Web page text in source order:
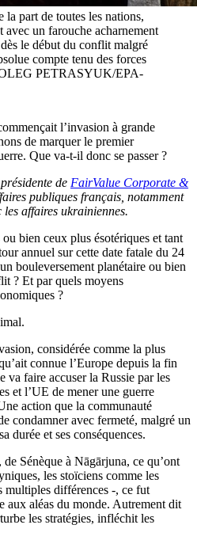
la part de toutes les nations,
un farouche acharnement
le début du conflit malgré
compte tenu des forces
PETRASYUK/EPA-
l’invasion à grande
de marquer le premier
Que va-t-il donc se passer ?
de FairValue Corporate &
publiques français, notamment
les affaires ukrainiennes.
bien ceux plus ésotériques et tant
annuel sur cette date fatale du 24
bouleversement planétaire ou bien
? Et par quels moyens
?
considérée comme la plus
connue l’Europe depuis la fin
va faire accuser la Russie par les
et l’UE de mener une guerre
action que la communauté
condamner avec fermeté, malgré un
durée et ses conséquences.
Sénèque à Nāgārjuna, ce qu’ont
les stoïciens comme les
multiples différences -, ce fut
aux aléas du monde. Autrement dit
les stratégies, infléchit les